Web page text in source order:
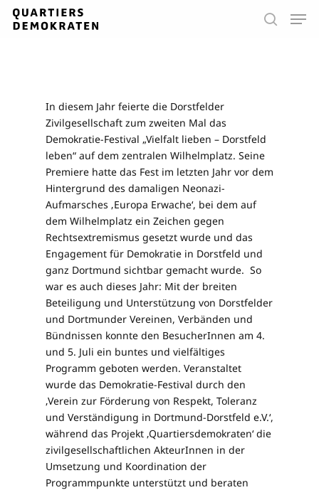
Skip
In diesem Jahr feierte die Dorstfelder
Zivilgesellschaft zum zweiten Mal das
Demokratie-Festival „Vielfalt lieben – Dorstfeld
leben“ auf dem zentralen Wilhelmplatz. Seine
Premiere hatte das Fest im letzten Jahr vor dem
Hintergrund des damaligen Neonazi-
Aufmarsches ‚Europa Erwache‘, bei dem auf
dem Wilhelmplatz ein Zeichen gegen
Rechtsextremismus gesetzt wurde und das
Engagement für Demokratie in Dorstfeld und
ganz Dortmund sichtbar gemacht wurde. So
war es auch dieses Jahr: Mit der breiten
Beteiligung und Unterstützung von Dorstfelder
und Dortmunder Vereinen, Verbänden und
Bündnissen konnte den BesucherInnen am 4.
und 5. Juli ein buntes und vielfältiges
Programm geboten werden. Veranstaltet
wurde das Demokratie-Festival durch den
‚Verein zur Förderung von Respekt, Toleranz
und Verständigung in Dortmund-Dorstfeld e.V.‘,
während das Projekt ‚Quartiersdemokraten‘ die
zivilgesellschaftlichen AkteurInnen in der
Umsetzung und Koordination der
Programmpunkte unterstützt und beraten